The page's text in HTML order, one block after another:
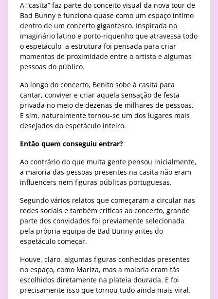
A “casita” faz parte do conceito visual da nova tour de
Bad Bunny e funciona quase como um espaço íntimo
dentro de um concerto gigantesco. Inspirada no
imaginário latino e porto-riquenho que atravessa todo
o espetáculo, a estrutura foi pensada para criar
momentos de proximidade entre o artista e algumas
pessoas do público.
Ao longo do concerto, Benito sobe à casita para
cantar, conviver e criar aquela sensação de festa
privada no meio de dezenas de milhares de pessoas.
E sim, naturalmente tornou-se um dos lugares mais
desejados do espetáculo inteiro.
Então quem conseguiu entrar?
Ao contrário do que muita gente pensou inicialmente,
a maioria das pessoas presentes na casita não eram
influencers nem figuras públicas portuguesas.
Segundo vários relatos que começaram a circular nas
redes sociais e também críticas ao concerto, grande
parte dos convidados foi previamente selecionada
pela própria equipa de Bad Bunny antes do
espetáculo começar.
Houve, claro, algumas figuras conhecidas presentes
no espaço, como Mariza, mas a maioria eram fãs
escolhidos diretamente na plateia dourada. E foi
precisamente isso que tornou tudo ainda mais viral.